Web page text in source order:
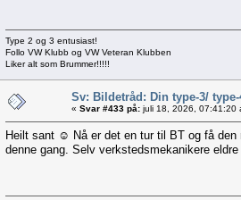
Type 2 og 3 entusiast!
Follo VW Klubb og VW Veteran Klubben
Liker alt som Brummer!!!!!
Sv: Bildetråd: Din type-3/ type-
« Svar #433 på: juli 18, 2026, 07:41:20
Heilt sant ☺️ Nå er det en tur til BT og få den
denne gang. Selv verkstedsmekanikere